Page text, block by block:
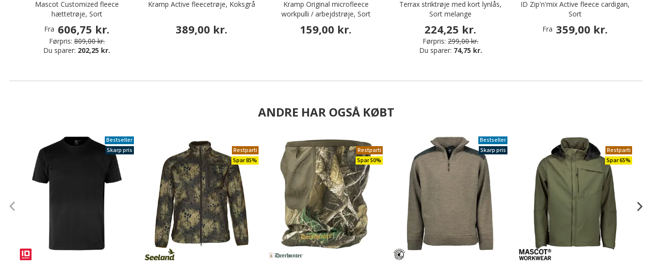
Mascot Customized fleece
hættetrøje, Sort
Fra 606,75 kr.
Førpris: 809,00 kr.
Du sparer: 202,25 kr.
Kramp Active fleecetrøje, Koksgrå
389,00 kr.
Kramp Original microfleece
workpulli / arbejdstrøje, Sort
159,00 kr.
Terrax striktrøje med kort lynlås,
Sort melange
224,25 kr.
Førpris: 299,00 kr.
Du sparer: 74,75 kr.
ID Zip'n'mix Active fleece cardigan,
Sort
Fra 359,00 kr.
ANDRE HAR OGSÅ KØBT
Bestseller
Skarp pris
Restparti
Spar 85%
Restparti
Spar 50%
Bestseller
Skarp pris
Restparti
Spar 65%